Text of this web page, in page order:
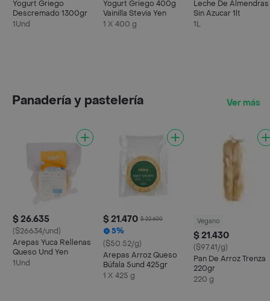
Yogurt Griego
Descremado 1300gr
1Und
Yogurt Griego 400g
Vainilla Stevia Yen
1 X 400 g
Leche De Almendras
Sin Azucar 1lt
1L
Panadería y pastelería Ver más
$ 26.635
($26634/und)
Arepas Yuca Rellenas
Queso Und Yen
1Und
$ 21.470 $ 22.600
5%
($50.52/g)
Arepas Arroz Queso
Búfala 5und 425gr
1 X 425 g
Vegano
$ 21.430
($97.41/g)
Pan De Arroz Trenza
220gr
220 g